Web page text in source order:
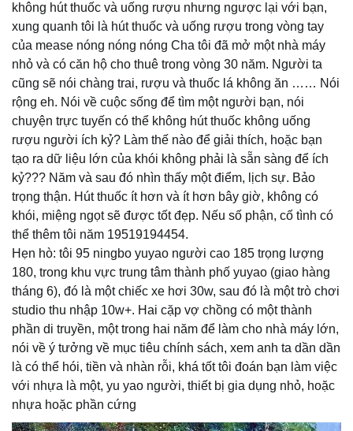
không hút thuốc và uống rượu nhưng ngược lại với bạn,
xung quanh tôi là hút thuốc và uống rượu trong vòng tay
của mease nóng nóng nóng Cha tôi đã mở một nhà máy
nhỏ và có căn hộ cho thuê trong vòng 30 năm. Người ta
cũng sẽ nói chàng trai, rượu và thuốc lá không ăn …… Nói
rộng eh. Nói về cuộc sống để tìm một người bạn, nói
chuyện trực tuyến có thể không hút thuốc không uống
rượu người ích kỷ? Làm thế nào để giải thích, hoặc bạn
tạo ra dữ liệu lớn của khói không phải là sẵn sàng để ích
kỷ??? Năm và sau đó nhìn thấy một điểm, lịch sự. Bảo
trọng thận. Hút thuốc ít hơn và ít hơn bây giờ, không có
khói, miệng ngọt sẽ được tốt đẹp. Nếu số phận, cố tình có
thể thêm tôi năm 19519194454.
Hẹn hò: tôi 95 ningbo yuyao người cao 185 trọng lượng
180, trong khu vực trung tâm thành phố yuyao (giao hàng
tháng 6), đó là một chiếc xe hơi 30w, sau đó là một trò chơi
studio thu nhập 10w+. Hai cặp vợ chồng có một thành
phần di truyền, một trong hai năm để làm cho nhà máy lớn,
nói về ý tưởng về mục tiêu chính sách, xem anh ta dần dần
là có thể hói, tiền và nhàn rỗi, khá tốt tôi đoán bạn làm việc
với nhựa là một, yu yao người, thiết bị gia dụng nhỏ, hoặc
nhựa hoặc phần cứng